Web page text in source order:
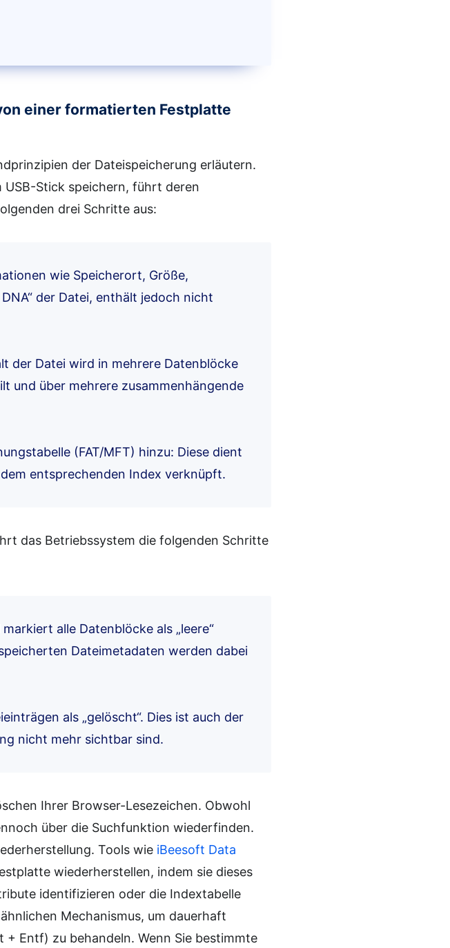
einer formatierten Festplatte
der Dateispeicherung erläutern.
USB-Stick speichern, führt deren
drei Schritte aus:
wie Speicherort, Größe,
der Datei, enthält jedoch nicht
der Datei wird in mehrere Datenblöcke
und über mehrere zusammenhängende
(FAT/MFT) hinzu: Diese dient
entsprechenden Index verknüpft.
das Betriebssystem die folgenden Schritte
alle Datenblöcke als „leere“
Dateimetadaten werden dabei
als „gelöscht“. Dies ist auch der
nicht mehr sichtbar sind.
Ihrer Browser-Lesezeichen. Obwohl
über die Suchfunktion wiederfinden.
Tools wie iBeesoft Data
wiederherstellen, indem sie dieses
identifizieren oder die Indextabelle
Mechanismus, um dauerhaft
Entf) zu behandeln. Wenn Sie bestimmte